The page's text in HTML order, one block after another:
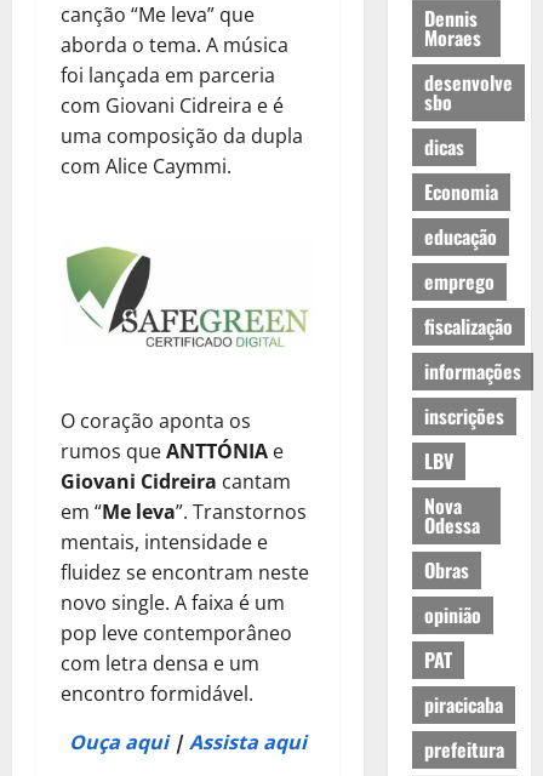
canção “Me leva” que
aborda o tema. A música
foi lançada em parceria
com Giovani Cidreira e é
uma composição da dupla
com Alice Caymmi.
O coração aponta os
rumos queANTTÓNIA e
Giovani Cidreira cantam
em “Me leva”. Transtornos
mentais, intensidade e
fluidez se encontram neste
novo single. A faixa é um
pop leve contemporâneo
com letra densa e um
encontro formidável.
Ouça aqui|Assista aqui
Dennis
Moraes
desenvolve
sbo
dicas
Economia
educação
emprego
fiscalização
informações
inscrições
LBV
Nova
Odessa
Obras
opinião
PAT
piracicaba
prefeitura